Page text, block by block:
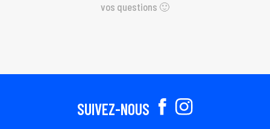
vos questions 🙂
SUIVEZ-NOUS